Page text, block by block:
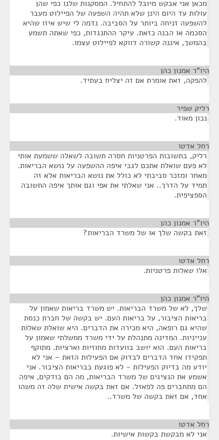
מכאן אני אבקש מיובל להתחיל. המסקנות שלנו כפי שהן
עולות עד היום הינן שלא תהיה השפעה של הפיילוט מעבר
להשפעה זניחה ביותר על הסביבה. נדמה לי שיש איזו שהיא
הסכמה או הבנה כזאת. עיקר ההתנגדות, כפי שאתה תשמע
בהמשך, איננה קשורה דווקא לפיילוט עצמו.
היו"ר אמנון כהן
להפקה, זאת אומרת אם זה יצליח בעתיד.
רליק שפיר
נכון מאוד.
רחל אדטו
רליק, בתשובות הפרטניות חסרה תשובה לשאלה ששמעת אותי
לא פעם שואלת אתכם לגבי איפה ההשפעה על נושא הבריאות.
מאחר ומזכר סביבתי לא כולל את נושא הבריאות אלא זה
תמיד על הדרך.. אני שאלתי את אפי וגם אותך איפה התשובה
הספציפית.
היו"ר אמנון כהן
זאת בקשה שלך או של משרד הבריאות?
רחל אדטו
אלו שאלות פרטניות.
היו"ר אמנון כהן
שלך, לא של משרד הבריאות. יש משרד בריאות שאמון על
בריאות הציבור, על בריאות העם. יש בקשה של חברת כנסת
שהיא גם רופאה, היא מכירה את הדברים. היא שואלת שאלות
ענייניות. המדינה מתנהלת על ידי משרד ממשלתי שאמון על
בריאות העם. הוא יושב בוועדות מחוזיות וארציות. מתוקף
תפקידו אחד הדברים לבדוק אם הפעילות הזאת – אני לא
יודע מה בדיוק הפעילות - לא פוגעת בבריאות הציבור. אני
אשמע את הנציגים של משרד הבריאות, מה הם בודקים, איפה
הם מתחברים פה לפאזל. אם זאת בקשה אישית שלה זה משהו
אחד, אם זאת בקשה של משרד..
רחל אדטו
אני לא מבקשת בקשות אישיות.